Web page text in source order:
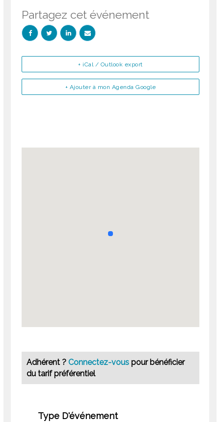
Partagez cet événement
+ Ajouter à mon Agenda Google
+ iCal / Outlook export
Adhérent ?Connectez-vouspour bénéficier
du tarif préférentiel
Type D'événement